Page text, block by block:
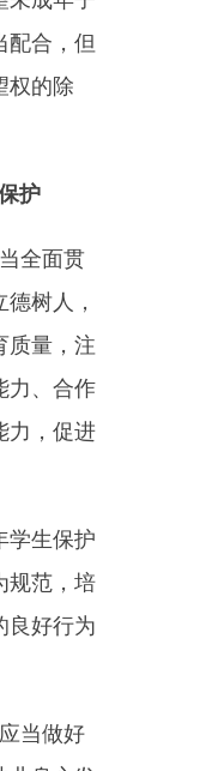
帮
工
成
会生
教
未
性劳
的劳
动习